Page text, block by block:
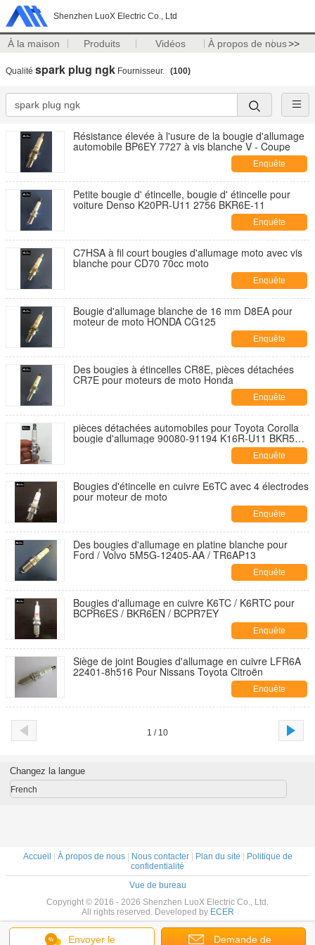
Shenzhen LuoX Electric Co., Ltd
À la maison Produits Vidéos À propos de nous>>
Qualité spark plug ngk Fournisseur. (100)
Résistance élevée à l'usure de la bougie d'allumage
automobile BP6EY 7727 à vis blanche V - Coupe
Enquête
maintenant
Petite bougie d' étincelle, bougie d' étincelle pour
voiture Denso K20PR-U11 2756 BKR6E-11
Enquête
maintenant
C7HSA à fil court bougies d'allumage moto avec vis
blanche pour CD70 70cc moto
Enquête
maintenant
Bougie d'allumage blanche de 16 mm D8EA pour
moteur de moto HONDA CG125
Enquête
maintenant
Des bougies à étincelles CR8E, pièces détachées
CR7E pour moteurs de moto Honda
Enquête
maintenant
pièces détachées automobiles pour Toyota Corolla
bougie d'allumage 90080-91194 K16R-U11 BKR5EY
Enquête
maintenant
Bougies d'étincelle en cuivre E6TC avec 4 électrodes
pour moteur de moto
Enquête
maintenant
Des bougies d'allumage en platine blanche pour
Ford / Volvo 5M5G-12405-AA / TR6AP13
Enquête
maintenant
Bougies d'allumage en cuivre K6TC / K6RTC pour
BCPR6ES / BKR6EN / BCPR7EY
Enquête
maintenant
Siège de joint Bougies d'allumage en cuivre LFR6A
22401-8h516 Pour Nissans Toyota Citroën
Enquête
maintenant
1 / 10
Envoyer le Demande de
Changez la langue
French
Accueil À propos de nous| Nous contacter| Plan du site
Politique de
confidentialité
Vue de bureau
Copyright © 2016 - 2026 Shenzhen LuoX Electric Co., Ltd.
All rights reserved. Developed by ECER